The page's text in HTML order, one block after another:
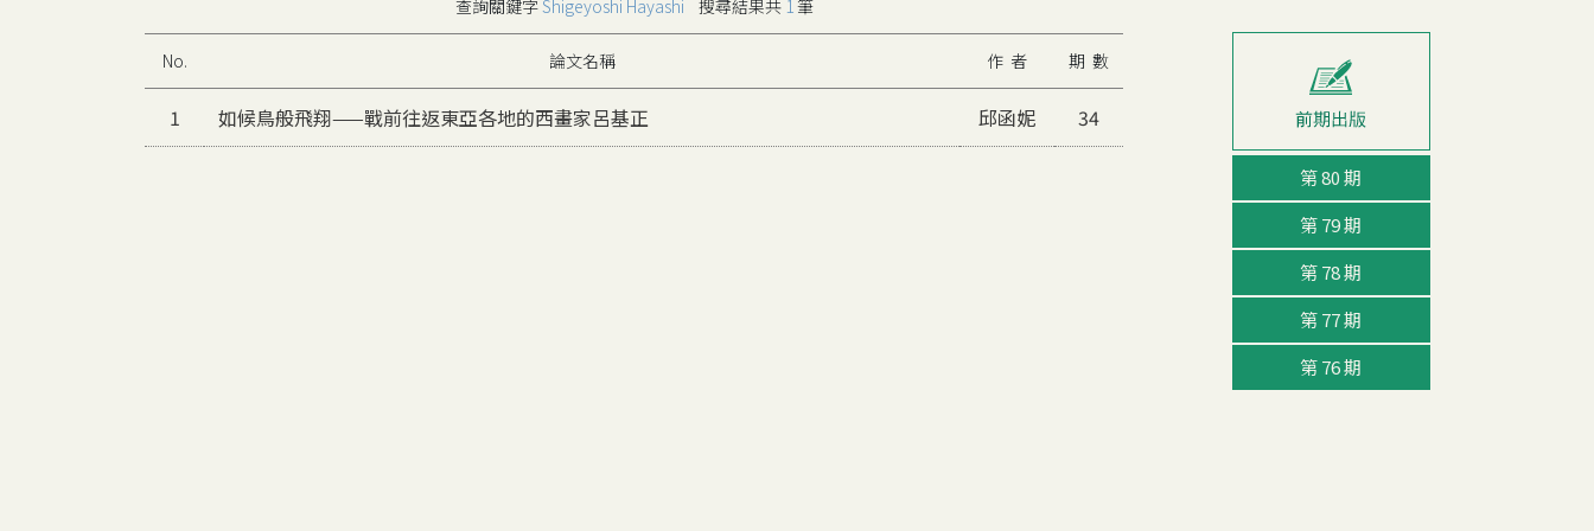
查詢關鍵字Shigeyoshi Hayashi 搜尋結果共 1 筆
No. 論文名稱 作 者 期 數
1 如候鳥般飛翔——戰前往返東亞各地的西畫家呂基正 邱函妮 34
第 80 期
第 79 期
第 78 期
第 77 期
第 76 期